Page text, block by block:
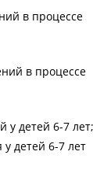
в процессе
в процессе
у детей 6-7 лет;
детей 6-7 лет